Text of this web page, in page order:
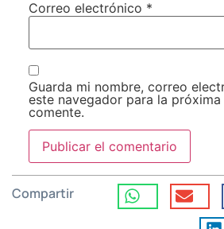
Correo electrónico *
Guarda mi nombre, correo
este navegador para la
comente.
Compartir